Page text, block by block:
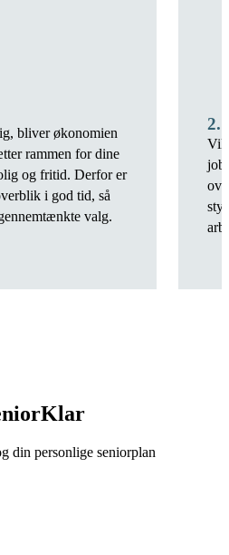
bliver økonomien
rammen for dine
og fritid. Derfor er
i god tid, så
valg.
2.
Vil
din personlige seniorplan